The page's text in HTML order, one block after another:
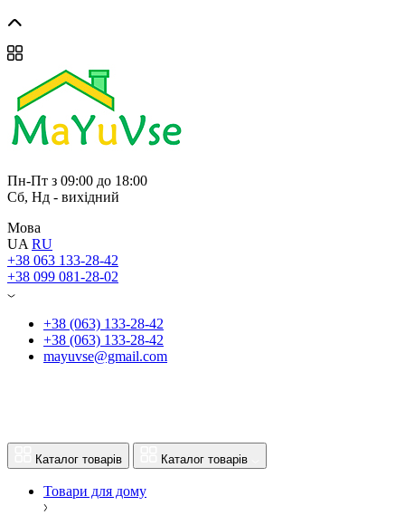
Пн-Пт з 09:00 до 18:00
Сб, Нд - вихідний
Мова
UA RU
+38 063 133-28-42
+38 099 081-28-02
+38 (063) 133-28-42
+38 (063) 133-28-42
mayuvse@gmail.com
Каталог товарів Каталог товарів
Товари для дому